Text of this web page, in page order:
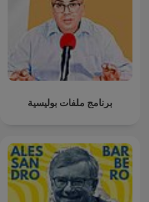
برنامج ملفات بوليسية